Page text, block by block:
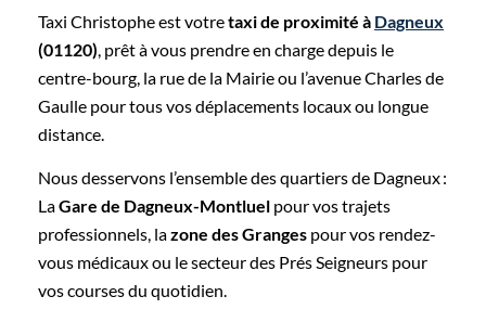
Taxi Christophe est votretaxi de proximité à Dagneux
(01120) , prêt à vous prendre en charge depuis le
centre-bourg, la rue de la Mairie ou l’avenue Charles de
Gaulle pour tous vos déplacements locaux ou longue
distance.
Nous desservons l’ensemble des quartiers de Dagneux :
LaGare de Dagneux-Montluel pour vos trajets
professionnels, lazone des Granges pour vos rendez-
vous médicaux ou le secteur des Prés Seigneurs pour
vos courses du quotidien.